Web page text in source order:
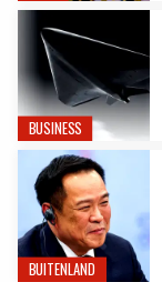
BUSINESS
BUITENLAND